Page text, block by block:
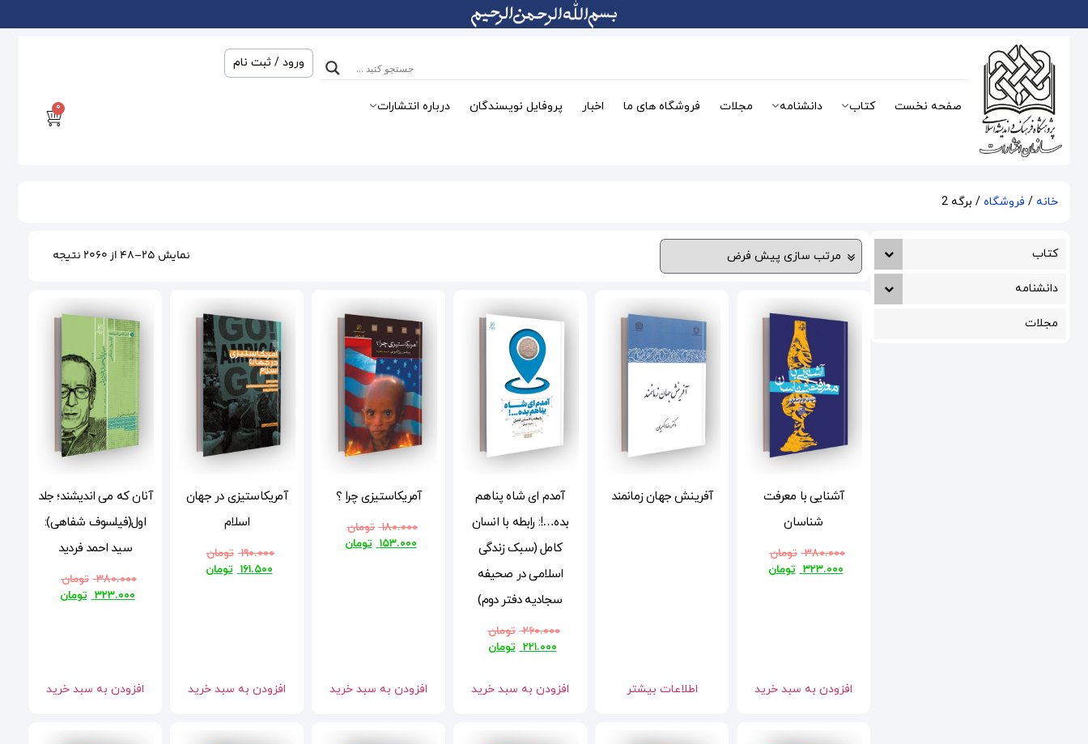
ورود / ثبت نام
صفحه نخست کتاب دانشنامه مجلات فروشگاه های ما اخبار پروفایل نویسندگان درباره انتشارات 0
خانه / فروشگاه / برگه 2
کتاب
دانشنامه
مجلات
نمایش 25–48 از 2060 نتیجه
آشنایی با معرفت
شناسان
۳۸۰.۰۰۰ تومان
۳۲۳.۰۰۰ تومان
افزودن به سبد خرید
آفرینش جهان زمانمند
اطلاعات بیشتر
آمدم ای شاه پناهم
بده…!: رابطه با انسان
کامل (سبک زندگی
اسلامی در صحیفه
سجادیه دفتر دوم)
۲۶۰.۰۰۰ تومان
۲۲۱.۰۰۰ تومان
افزودن به سبد خرید
آمریکاستیزی چرا ؟
۱۸۰.۰۰۰ تومان
۱۵۳.۰۰۰ تومان
افزودن به سبد خرید
آمریکاستیزی در جهان
اسلام
۱۹۰.۰۰۰ تومان
۱۶۱.۵۰۰ تومان
افزودن به سبد خرید
آنان که می اندیشند؛ جلد
اول(فیلسوف شفاهی):
سید احمد فردید
۳۸۰.۰۰۰ تومان
۳۲۳.۰۰۰ تومان
افزودن به سبد خرید